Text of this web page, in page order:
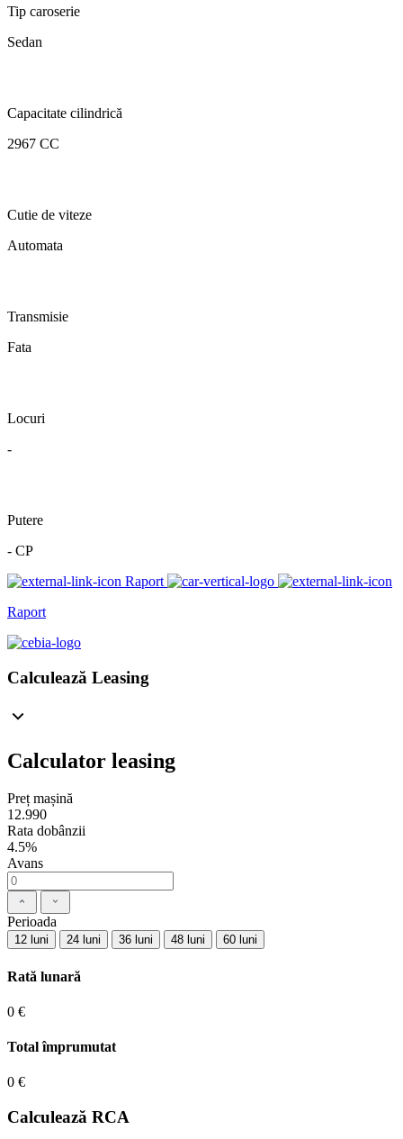
Tip caroserie
Sedan
Capacitate cilindrică
2967 CC
Cutie de viteze
Automata
Transmisie
Fata
Locuri
-
Putere
- CP
Raport
Raport
Calculează Leasing
Calculator leasing
Preț mașină
12.990
Rata dobânzii
4.5%
Avans
Perioada
12 luni 24 luni 36 luni 48 luni 60 luni
Rată lunară
0 €
Total împrumutat
0 €
Calculează RCA